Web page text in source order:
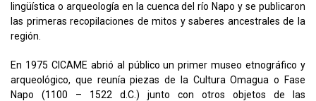
lingüística o arqueología en la cuenca del río Napo y se publicaron
las primeras recopilaciones de mitos y saberes ancestrales de la
región.
En 1975 CICAME abrió al público un primer museo etnográfico y
arqueológico, que reunía piezas de la Cultura Omagua o Fase
Napo (1100 – 1522 d.C.) junto con otros objetos de las